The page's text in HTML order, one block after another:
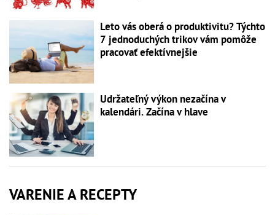
Leto vás oberá o produktivitu? Týchto
7 jednoduchých trikov vám pomôže
pracovať efektívnejšie
Udržateľný výkon nezačína v
kalendári. Začína v hlave
VARENIE A RECEPTY